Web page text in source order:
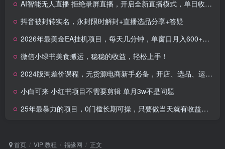
AI智能无人直播 拒绝录屏直播，开启全新直播模式，单日收益1000+ 新手…
抖音被封转实名，永封限时解封+直播选品分享+答疑
2026年最美金EA挂机项目，每天几分钟，单窗口月入600+，可矩阵，一台电脑支持多开窗口无任何…
微信小绿书美食搬运，稳稳的收益，轻松上手！
2024版淘差价课程，无货源电商新手必备，开店、选品、运营、推广全攻略
小白可来 小红书项目不需要剪辑 单月3w不是问题
25年最暴力的项目，0门槛长期可操，只要做当天就有收益，无脑轻松日入多张
首页 VIP 教程 福缘网 正文